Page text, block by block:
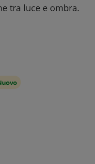
tra luce e ombra.